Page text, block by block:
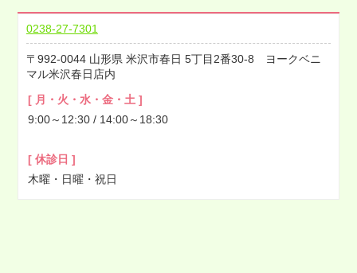
2022年06月
2022年05月
2022年04月
2022年03月
2022年02月
2021年12月
2021年11月
2021年10月
0238-27-7301
992-0044 山形県 米沢市春日 5丁目2番30-8 ヨークベニ
マル米沢春日店内
[ 月・火・水・金・土 ]
9:00～12:30 / 14:00～18:30
[ 休診日 ]
木曜・日曜・祝日